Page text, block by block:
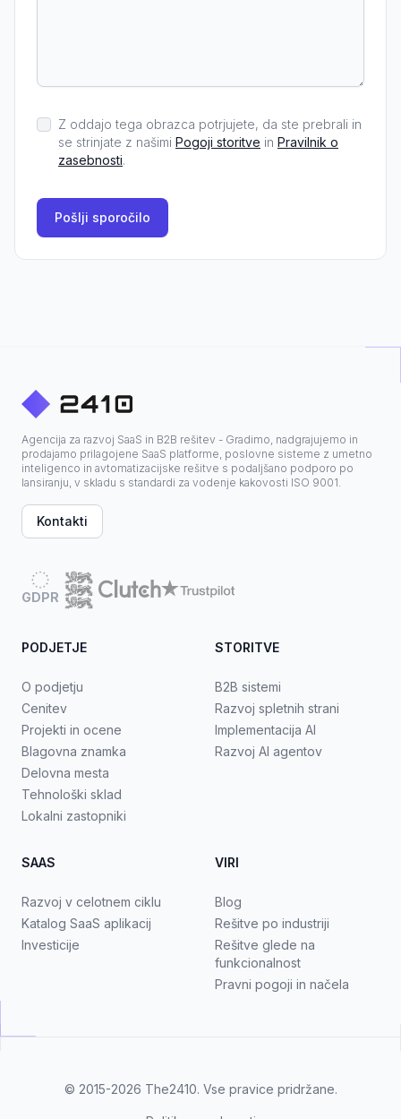
Z oddajo tega obrazca potrjujete, da ste prebrali in
se strinjate z našimi Pogoji storitve in Pravilnik o
zasebnosti.
Pošlji sporočilo
Agencija za razvoj SaaS in B2B rešitev - Gradimo, nadgrajujemo in
prodajamo prilagojene SaaS platforme, poslovne sisteme z umetno
inteligenco in avtomatizacijske rešitve s podaljšano podporo po
lansiranju, v skladu s standardi za vodenje kakovosti ISO 9001.
Kontakti
GDPR
PODJETJE
O podjetju
Cenitev
Projekti in ocene
Blagovna znamka
Delovna mesta
Tehnološki sklad
Lokalni zastopniki
STORITVE
B2B sistemi
Razvoj spletnih strani
Implementacija AI
Razvoj AI agentov
SAAS
Razvoj v celotnem ciklu
Katalog SaaS aplikacij
Investicije
VIRI
Blog
Rešitve po industriji
Rešitve glede na
funkcionalnost
Pravni pogoji in načela
© 2015-2026 The2410. Vse pravice pridržane.